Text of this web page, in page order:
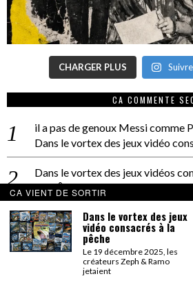
CHARGER PLUS
CA COMMENTE
il a pas de genoux Messi comme
Dans le vortex des jeux vidéo
Dans le vortex des jeux vidéos
PACÔME THIELLEMENT
La séance d’Hip Gnose
La Patrie
dans
On a parlé Dolce Vita et lutte des
Bernardino Femminielli
CA VIENT DE SORTIR
Dans le vortex des jeux
vidéo consacrés à la
pêche
Le 19 décembre 2025, les
créateurs Zeph & Ramo
jetaient